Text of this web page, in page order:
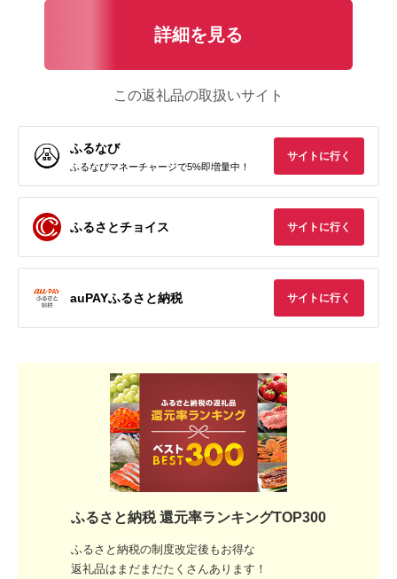
詳細を見る
この返礼品の取扱いサイト
ふるなび
ふるなびマネーチャージで5%即増量中！
サイトに行く
ふるさとチョイス サイトに行く
auPAYふるさと納税 サイトに行く
ふるさと納税 還元率ランキングTOP300
ふるさと納税の制度改定後もお得な
返礼品はまだまだたくさんあります！